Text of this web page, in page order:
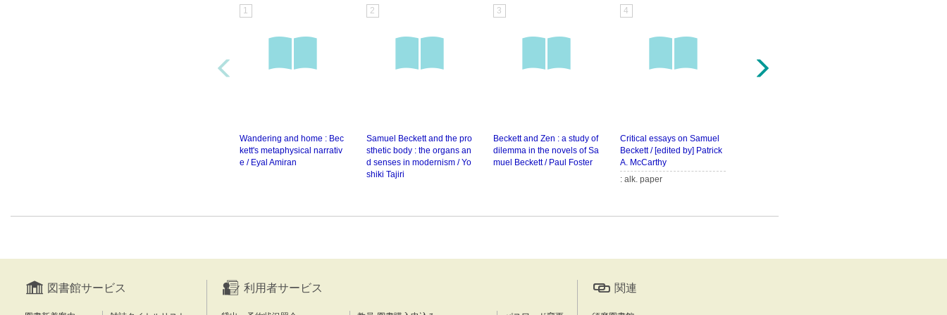
1
Wandering and home : Bec
kett's metaphysical narrativ
e / Eyal Amiran
2
Samuel Beckett and the pro
sthetic body : the organs an
d senses in modernism / Yo
shiki Tajiri
3
Beckett and Zen : a study of
dilemma in the novels of Sa
muel Beckett / Paul Foster
4
Critical essays on Samuel
Beckett / [edited by] Patrick
A. McCarthy
: alk. paper
図書館サービス 利用者サービス 関連